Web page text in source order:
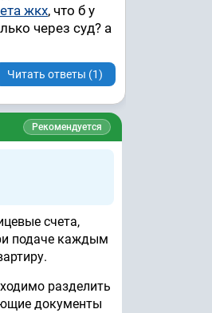
жкх, что б у
через суд? а
Читать ответы (1)
Рекомендуется
счета,
подаче каждым
разделить
документы